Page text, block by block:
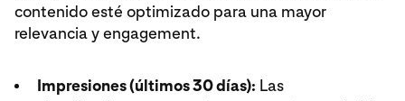
contenido esté optimizado para una mayor
relevancia y engagement.
Impresiones (últimos 30 días): Las